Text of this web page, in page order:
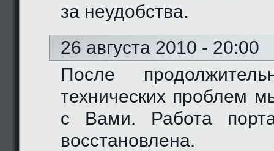
за неудобства.
26 августа 2010 - 20:00
После
технических проблем
с Вами. Работа
восстановлена.